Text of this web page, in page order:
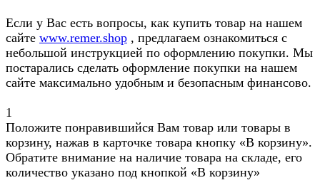
Если у Вас есть вопросы, как купить товар на нашем
сайте www.remer.shop , предлагаем ознакомиться с
небольшой инструкцией по оформлению покупки. Мы
постарались сделать оформление покупки на нашем
сайте максимально удобным и безопасным финансово.
1
Положите понравившийся Вам товар или товары в
корзину, нажав в карточке товара кнопку «В корзину».
Обратите внимание на наличие товара на складе, его
количество указано под кнопкой «В корзину»